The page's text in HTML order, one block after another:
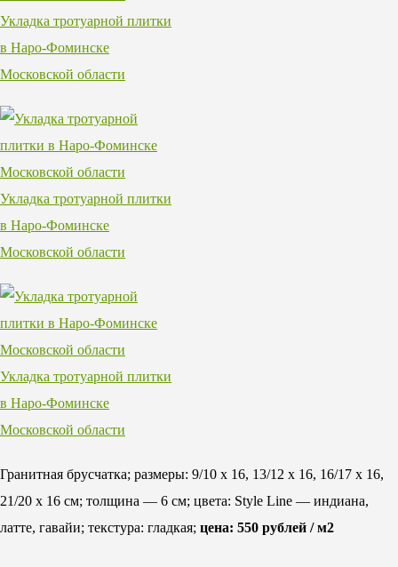
Укладка тротуарной плитки
в Наро-Фоминске
Московской области
Укладка тротуарной плитки
в Наро-Фоминске
Московской области
Укладка тротуарной плитки
в Наро-Фоминске
Московской области
Гранитная брусчатка; размеры: 9/10 х 16, 13/12 х 16, 16/17 х 16,
21/20 х 16 см; толщина — 6 см; цвета: Style Line — индиана,
латте, гавайи; текстура: гладкая; цена: 550 рублей / м2